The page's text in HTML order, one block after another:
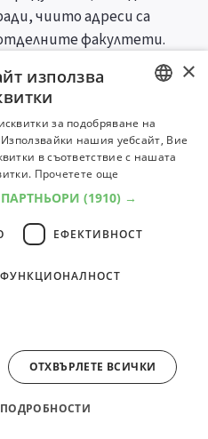
чиито адреси са
факултети.
BULGARIAN
ENGLISH
×
използва
за подобряване на
нашия уебсайт, Вие
в съответствие с нашата
Прочетете още
(1910) →
ЕФЕКТИВНОСТ
ФУНКЦИОНАЛНОСТ
ОТХВЪРЛЕТЕ ВСИЧКИ